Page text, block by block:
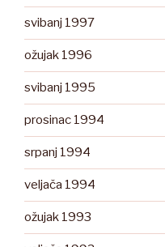
svibanj 1997
ožujak 1996
svibanj 1995
prosinac 1994
srpanj 1994
veljača 1994
ožujak 1993